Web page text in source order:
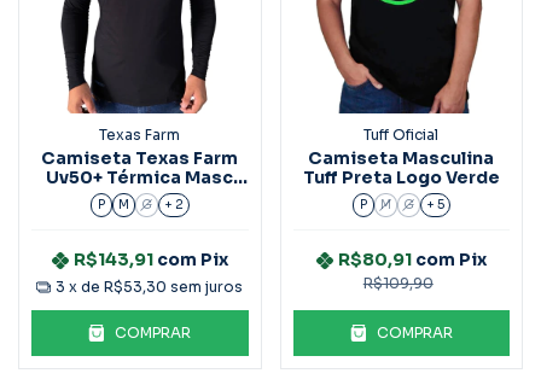
Texas Farm
Camiseta Texas Farm
Uv50+ Térmica Masc
M/L
P M G + 2
R$143,91 com Pix
3 x deR$53,30 sem juros
COMPRAR
Tuff Oficial
Camiseta Masculina
Tuff Preta Logo Verde
P M G + 5
R$109,90
R$80,91 com Pix
COMPRAR